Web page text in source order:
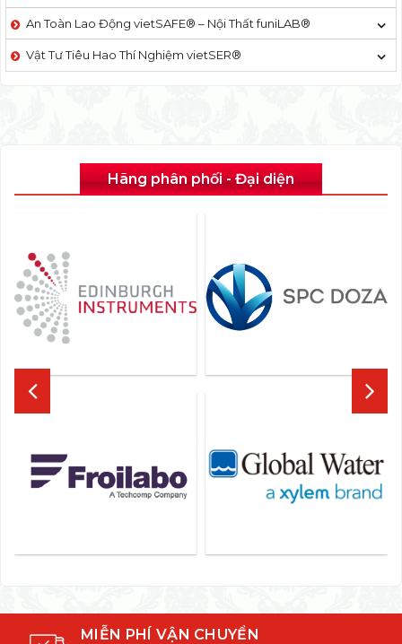
An Toàn Lao Động vietSAFE® – Nội Thất funiLAB®
Vật Tư Tiêu Hao Thí Nghiệm vietSER®
Hãng phân phối - Đại diện
MIỄN PHÍ VẬN CHUYỂN